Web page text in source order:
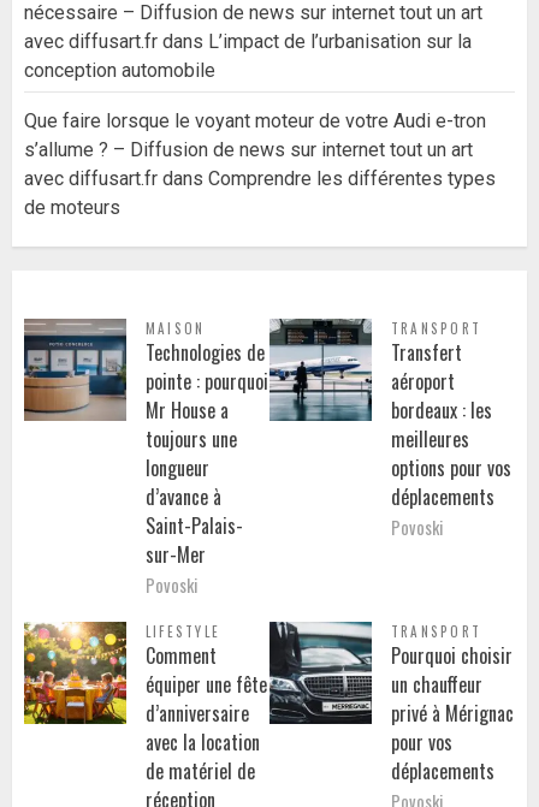
nécessaire – Diffusion de news sur internet tout un art
avec diffusart.fr dans L’impact de l’urbanisation sur la
conception automobile
Que faire lorsque le voyant moteur de votre Audi e-tron
s’allume ? – Diffusion de news sur internet tout un art
avec diffusart.fr dans Comprendre les différentes types
de moteurs
MAISON
Technologies de
pointe : pourquoi
Mr House a
toujours une
longueur
d’avance à
Saint-Palais-
sur-Mer
Povoski
TRANSPORT
Transfert
aéroport
bordeaux : les
meilleures
options pour vos
déplacements
Povoski
LIFESTYLE
Comment
équiper une fête
d’anniversaire
avec la location
de matériel de
réception
TRANSPORT
Pourquoi choisir
un chauffeur
privé à Mérignac
pour vos
déplacements
Povoski